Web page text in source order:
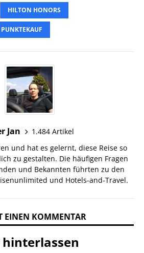
HILTON HONORS
PUNKTEKAUF
Jan
1.484 Artikel
und hat es gelernt, diese Reise so
zu gestalten. Die häufigen Fragen
und Bekannten führten zu den
und Hotels-and-Travel.
EINEN KOMMENTAR